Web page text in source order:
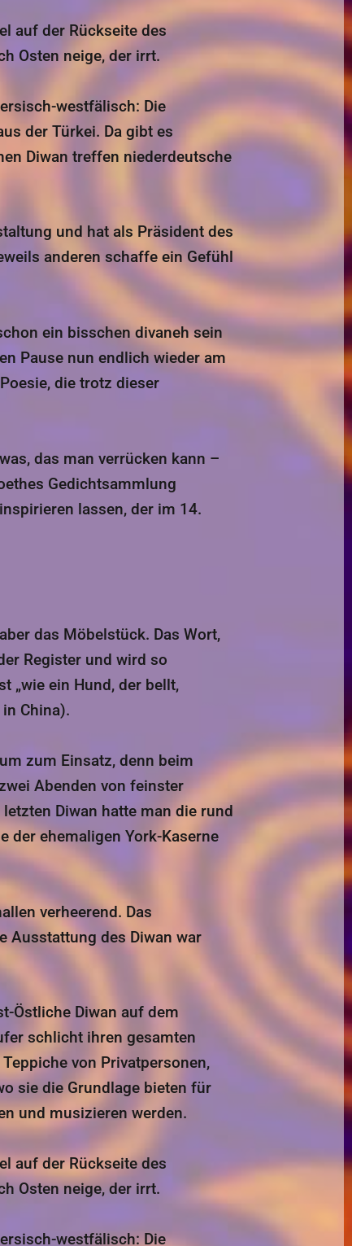
auf der Rückseite des
Osten neige, der irrt.
westfälisch: Die
der Türkei. Da gibt es
Diwan treffen niederdeutsche
und hat als Präsident des
anderen schaffe ein Gefühl
ein bisschen divaneh sein
Pause nun endlich wieder am
die trotz dieser
das man verrücken kann –
Gedichtsammlung
lassen, der im 14.
das Möbelstück. Das Wort,
Register und wird so
China).
zum Einsatz, denn beim
Abenden von feinster
Diwan hatte man die rund
der ehemaligen York-Kaserne
verheerend. Das
Ausstattung des Diwan war
Östliche Diwan auf dem
schlicht ihren gesamten
von Privatpersonen,
sie die Grundlage bieten für
und musizieren werden.
auf der Rückseite des
Osten neige, der irrt.
westfälisch: Die